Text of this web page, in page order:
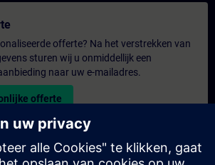
offerte? Na het verstrekken van
sturen wij u onmiddellijk een
naar uw e-mailadres.
offerte
exclusieve training